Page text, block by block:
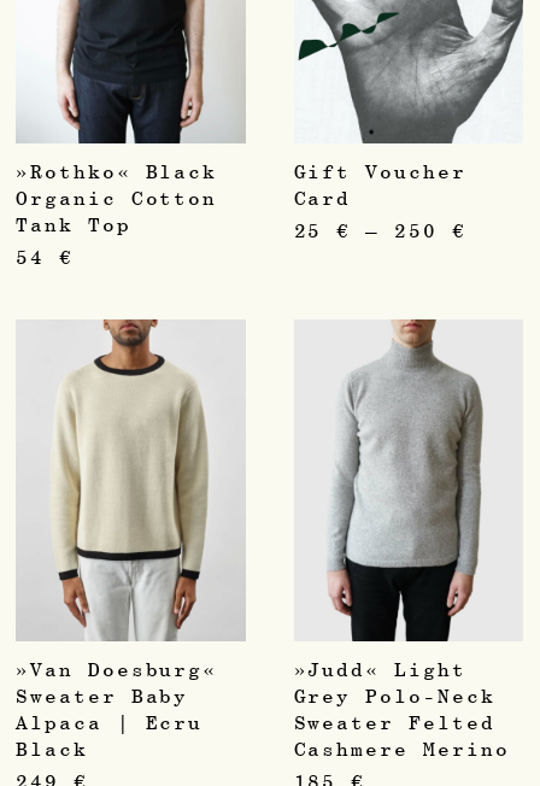
»Rothko« Black
Organic Cotton
Tank Top
54 €
Gift Voucher
Card
25€ – 250 €
»Van Doesburg«
Sweater Baby
Alpaca | Ecru
Black
»Judd« Light
Grey Polo-Neck
Sweater Felted
Cashmere Merino